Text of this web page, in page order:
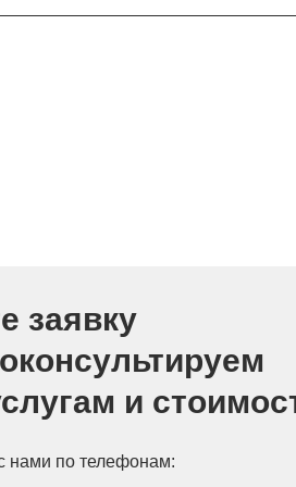
заявку
и
нами по телефонам: